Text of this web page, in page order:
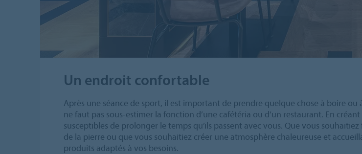
Un endroit confortable
Après une séance de sport, il est important de prendre quelque chose à boire
ne faut pas sous-estimer la fonction d’une cafétéria ou d’un restaurant. En
susceptibles de prolonger le temps qu’ils passent avec vous. Que vous
de la pierre ou que vous souhaitiez créer une atmosphère chaleureuse et
produits adaptés à vos besoins.